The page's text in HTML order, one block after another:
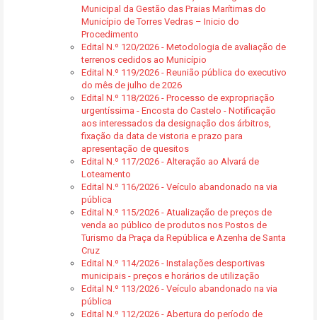
Municipal da Gestão das Praias Marítimas do
Município de Torres Vedras – Inicio do
Procedimento
Edital N.º 120/2026 - Metodologia de avaliação de
terrenos cedidos ao Município
Edital N.º 119/2026 - Reunião pública do executivo
do mês de julho de 2026
Edital N.º 118/2026 - Processo de expropriação
urgentíssima - Encosta do Castelo - Notificação
aos interessados da designação dos árbitros,
fixação da data de vistoria e prazo para
apresentação de quesitos
Edital N.º 117/2026 - Alteração ao Alvará de
Loteamento
Edital N.º 116/2026 - Veículo abandonado na via
pública
Edital N.º 115/2026 - Atualização de preços de
venda ao público de produtos nos Postos de
Turismo da Praça da República e Azenha de Santa
Cruz
Edital N.º 114/2026 - Instalações desportivas
municipais - preços e horários de utilização
Edital N.º 113/2026 - Veículo abandonado na via
pública
Edital N.º 112/2026 - Abertura do período de